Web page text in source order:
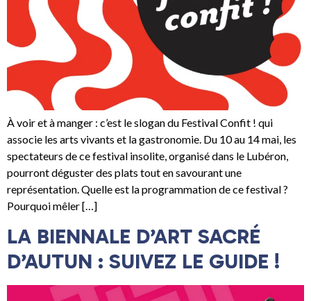
À voir et à manger : c’est le slogan du Festival Confit ! qui
associe les arts vivants et la gastronomie. Du 10 au 14 mai, les
spectateurs de ce festival insolite, organisé dans le Lubéron,
pourront déguster des plats tout en savourant une
représentation. Quelle est la programmation de ce festival ?
Pourquoi mêler […]
LA BIENNALE D’ART SACRÉ
D’AUTUN : SUIVEZ LE GUIDE !